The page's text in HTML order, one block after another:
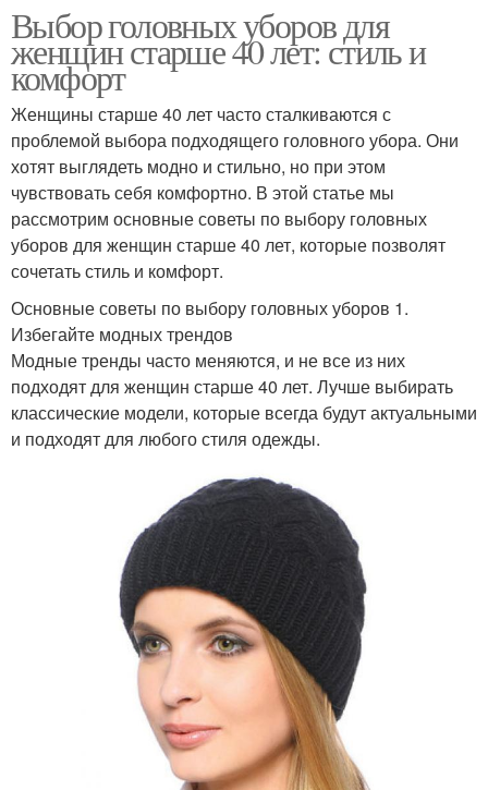
Выбор головных уборов для
женщин старше 40 лет: стиль и
комфорт
Женщины старше 40 лет часто сталкиваются с
проблемой выбора подходящего головного убора. Они
хотят выглядеть модно и стильно, но при этом
чувствовать себя комфортно. В этой статье мы
рассмотрим основные советы по выбору головных
уборов для женщин старше 40 лет, которые позволят
сочетать стиль и комфорт.
Основные советы по выбору головных уборов 1.
Избегайте модных трендов
Модные тренды часто меняются, и не все из них
подходят для женщин старше 40 лет. Лучше выбирать
классические модели, которые всегда будут актуальными
и подходят для любого стиля одежды.